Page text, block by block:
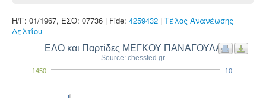
Η/Γ: 01/1967, ΕΣΟ: 07736 | Fide: 4259432 | Τέλος Ανανέωσης
Δελτίου
ΕΛΟ και Παρτίδες ΜΕΓΚΟΥ ΠΑΝΑΓΟΥΛΑ
Source: chessfed.gr
1450 10